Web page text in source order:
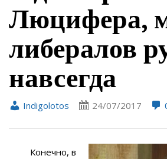
Люцифера,
либералов
навсегда
Indigolotos 24/07/2017
Конечно, в